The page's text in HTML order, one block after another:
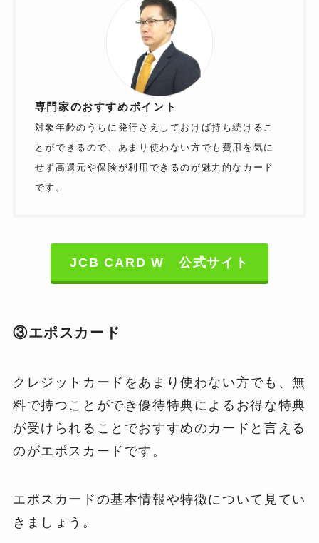
専門家のおすすめポイント
対象年齢のうちに発行さえしておけば持ち続けるこ
とができるので、あまり使わない方でも費用を気に
せず高還元や保険が利用できるのが魅力的なカード
です。
JCB CARD W 公式サイト
③エポスカード
クレジットカードをあまり使わない方でも、無
料で持つことができ優待特典によるお得な特典
が受けられることでおすすめのカードと言える
のがエポスカードです。
エポスカードの基本情報や特徴について見てい
きましょう。